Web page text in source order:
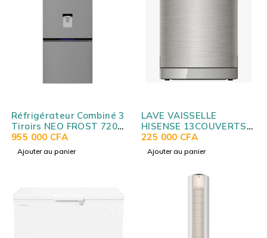
Réfrigérateur Combiné 3
Tiroirs NEO FROST 720
LITRE A+
955 000 CFA
Ajouter au panier
LAVE VAISSELLE
HISENSE 13COUVERTS
SILVER H13DESS
225 000 CFA
Ajouter au panier